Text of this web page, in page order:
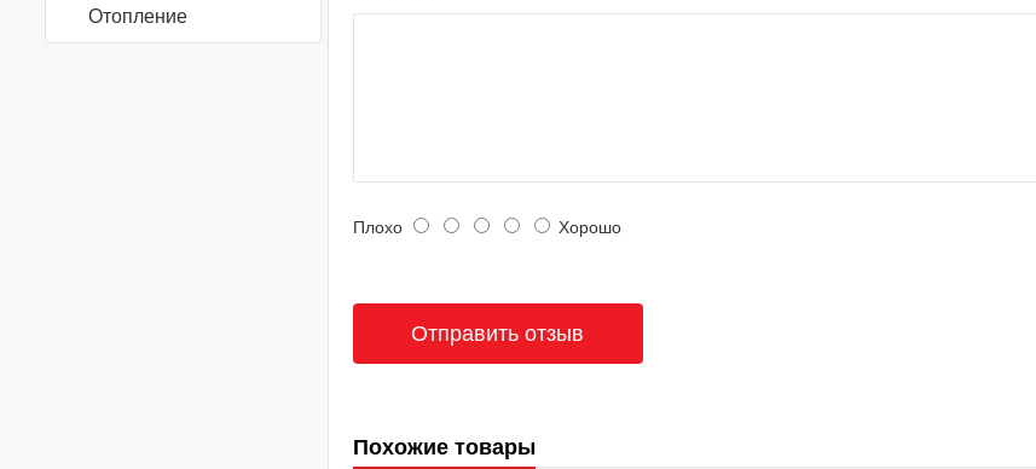
Отопление
Плохо Хорошо
Похожие товары